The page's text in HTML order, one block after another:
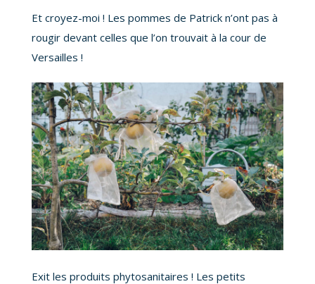
Et croyez-moi ! Les pommes de Patrick n’ont pas à
rougir devant celles que l’on trouvait à la cour de
Versailles !
Exit les produits phytosanitaires ! Les petits